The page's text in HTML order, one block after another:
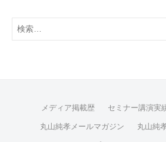
メディア掲載歴 セミナー講演実
丸山純孝メールマガジン 丸山純